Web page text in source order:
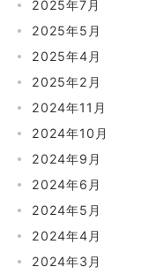
2025年7月
2025年5月
2025年4月
2025年2月
2024年11月
2024年10月
2024年9月
2024年6月
2024年5月
2024年4月
2024年3月